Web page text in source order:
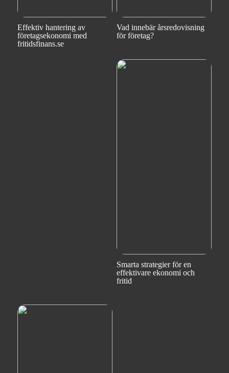
Effektiv hantering av
företagsekonomi med
fritidsfinans.se
Vad innebär årsredovisning
för företag?
Smarta strategier för en
effektivare ekonomi och
fritid